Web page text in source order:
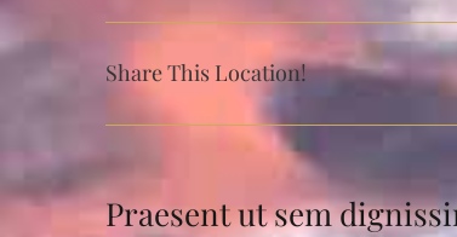
Share This Location!
Praesent ut sem